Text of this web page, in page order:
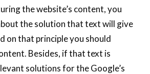
the website’s content, you
the solution that text will give
on that principle you should
Besides, if that text is
solutions for the Google’s